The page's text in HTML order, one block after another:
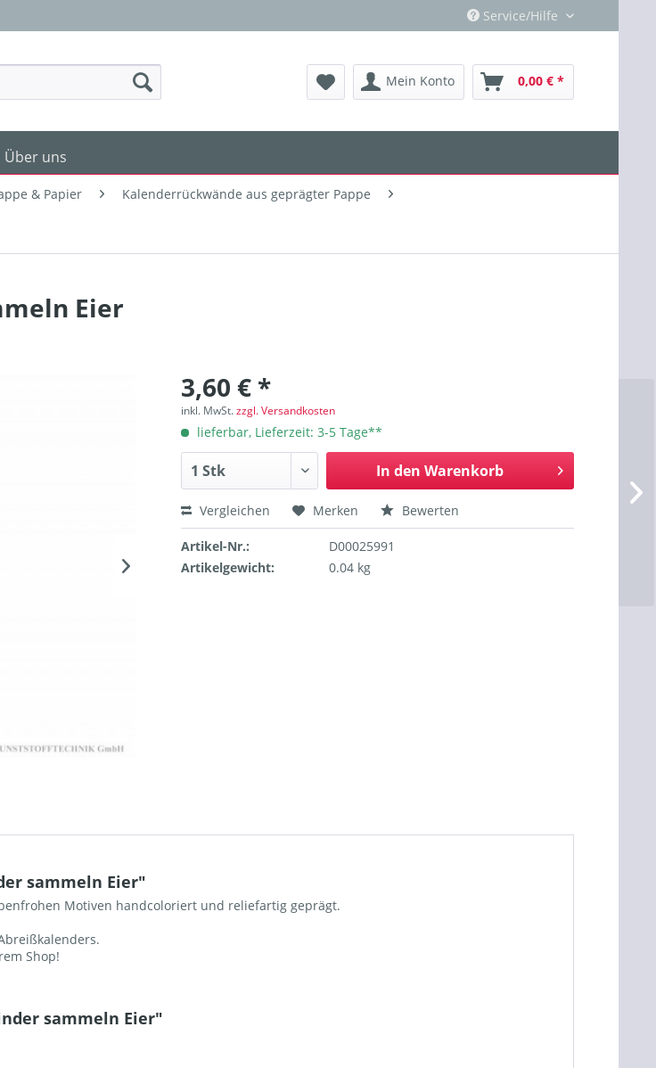
Service/Hilfe
Mein Konto 0,00 € *
Über uns
& Papier Kalenderrückwände aus geprägter Pappe
Eier
3,60 € *
inkl. MwSt.zzgl. Versandkosten
lieferbar, Lieferzeit: 3-5 Tage**
In den Warenkorb
Vergleichen Merken Bewerten
Artikel-Nr.:
D00025991
Artikelgewicht:
0.04 kg
sammeln Eier"
Motiven handcoloriert und reliefartig geprägt.
Shop!
sammeln Eier"